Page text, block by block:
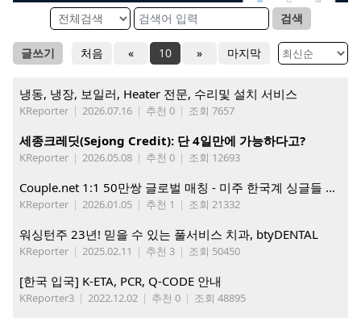
검색
글쓰기 처음 « 10 » 마지막
냉동, 냉장, 보일러, Heater 전문, 수리및 설치 서비스
KReporter | 2026.07.16 | 추천 0 | 조회 7657
세종크레딧(Sejong Credit): 단 4일만에 가능하다고?
KReporter | 2026.05.08 | 추천 0 | 조회 12693
Couple.net 1:1 50만쌍 글로벌 매칭 - 미주 한국계 싱글들 모이세요
KReporter | 2026.01.05 | 추천 1 | 조회 21332
워싱턴주 23년! 믿을 수 있는 풀서비스 치과, btyDENTAL
KReporter | 2025.02.11 | 추천 3 | 조회 50450
[한국 입국] K-ETA, PCR, Q-CODE 안내
KReporter3 | 2022.12.02 | 추천 0 | 조회 48895